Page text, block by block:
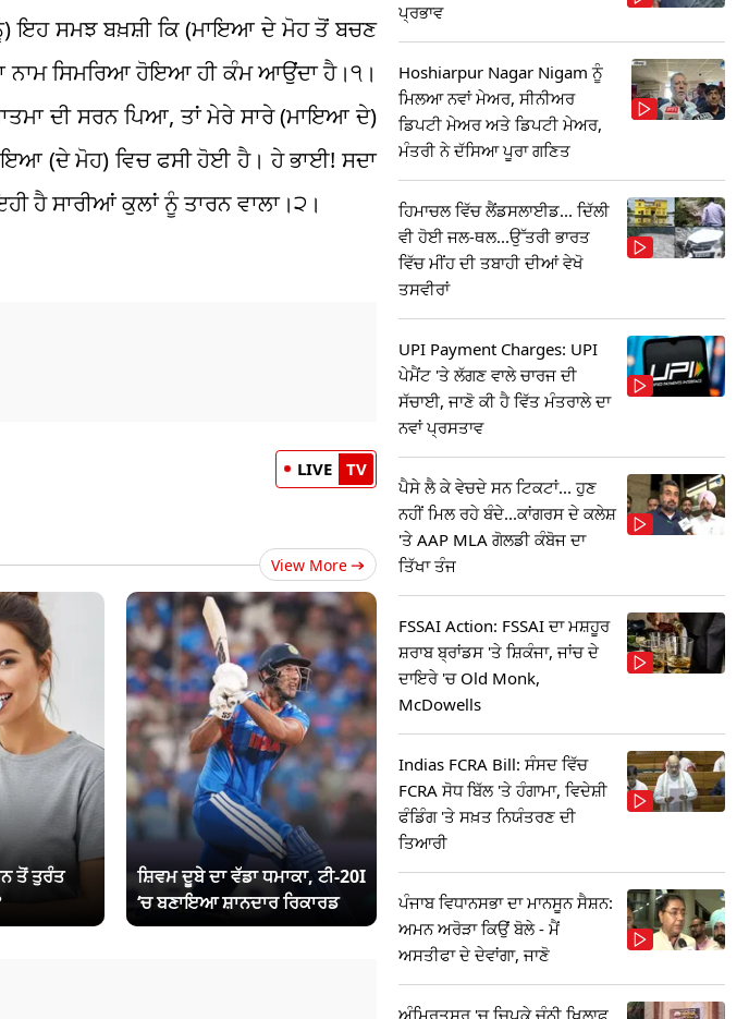
ਇਹ ਸਮਝ ਬਖ਼ਸ਼ੀ ਕਿ (ਮਾਇਆ ਦੇ ਮੋਹ ਤੋਂ ਬਚਣ
ਨਾਮ ਸਿਮਰਿਆ ਹੋਇਆ ਹੀ ਕੰਮ ਆਉਂਦਾ ਹੈ।੧।
ਦੀ ਸਰਨ ਪਿਆ, ਤਾਂ ਮੇਰੇ ਸਾਰੇ (ਮਾਇਆ ਦੇ)
(ਦੇ ਮੋਹ) ਵਿਚ ਫਸੀ ਹੋਈ ਹੈ। ਹੇ ਭਾਈ! ਸਦਾ
ਹੈ ਸਾਰੀਆਂ ਕੁਲਾਂ ਨੂੰ ਤਾਰਨ ਵਾਲਾ।੨।
LIVE TV
View More
ਤੋਂ ਤੁਰੰਤ
ਸ਼ਿਵਮ ਦੂਬੇ ਦਾ ਵੱਡਾ ਧਮਾਕਾ, ਟੀ-20I
‘ਚ ਬਣਾਇਆ ਸ਼ਾਨਦਾਰ ਰਿਕਾਰਡ
ਪ੍ਰਭਾਵ
Hoshiarpur Nagar Nigam ਨੂੰ
ਮਿਲਆ ਨਵਾਂ ਮੇਅਰ, ਸੀਨੀਅਰ
ਡਿਪਟੀ ਮੇਅਰ ਅਤੇ ਡਿਪਟੀ ਮੇਅਰ,
ਮੰਤਰੀ ਨੇ ਦੱਸਿਆ ਪੂਰਾ ਗਣਿਤ
ਹਿਮਾਚਲ ਵਿੱਚ ਲੈਂਡਸਲਾਈਡ... ਦਿੱਲੀ
ਵੀ ਹੋਈ ਜਲ-ਥਲ...ਉੱਤਰੀ ਭਾਰਤ
ਵਿੱਚ ਮੀਂਹ ਦੀ ਤਬਾਹੀ ਦੀਆਂ ਵੇਖੋ
ਤਸਵੀਰਾਂ
UPI Payment Charges: UPI
ਪੇਮੈਂਟ 'ਤੇ ਲੱਗਣ ਵਾਲੇ ਚਾਰਜ ਦੀ
ਸੱਚਾਈ, ਜਾਣੋ ਕੀ ਹੈ ਵਿੱਤ ਮੰਤਰਾਲੇ ਦਾ
ਨਵਾਂ ਪ੍ਰਸਤਾਵ
ਪੈਸੇ ਲੈ ਕੇ ਵੇਚਦੇ ਸਨ ਟਿਕਟਾਂ... ਹੁਣ
ਨਹੀਂ ਮਿਲ ਰਹੇ ਬੰਦੇ...ਕਾਂਗਰਸ ਦੇ ਕਲੇਸ਼
'ਤੇ AAP MLA ਗੋਲਡੀ ਕੰਬੋਜ ਦਾ
ਤਿੱਖਾ ਤੰਜ
FSSAI Action: FSSAI ਦਾ ਮਸ਼ਹੂਰ
ਸ਼ਰਾਬ ਬ੍ਰਾਂਡਸ 'ਤੇ ਸ਼ਿਕੰਜਾ, ਜਾਂਚ ਦੇ
ਦਾਇਰੇ 'ਚ Old Monk,
McDowells
Indias FCRA Bill: ਸੰਸਦ ਵਿੱਚ
FCRA ਸੋਧ ਬਿੱਲ 'ਤੇ ਹੰਗਾਮਾ, ਵਿਦੇਸ਼ੀ
ਫੰਡਿੰਗ 'ਤੇ ਸਖ਼ਤ ਨਿਯੰਤਰਣ ਦੀ
ਤਿਆਰੀ
ਪੰਜਾਬ ਵਿਧਾਨਸਭਾ ਦਾ ਮਾਨਸੂਨ ਸੈਸ਼ਨ:
ਅਮਨ ਅਰੋੜਾ ਕਿਉਂ ਬੋਲੇ - ਮੈਂ
ਅਸਤੀਫਾ ਦੇ ਦੇਵਾਂਗਾ, ਜਾਣੋ
ਅੰਮ੍ਰਿਤਸਰ 'ਚ ਚਿਪਕੇ ਚੰਨੀ ਖਿਲਾਫ